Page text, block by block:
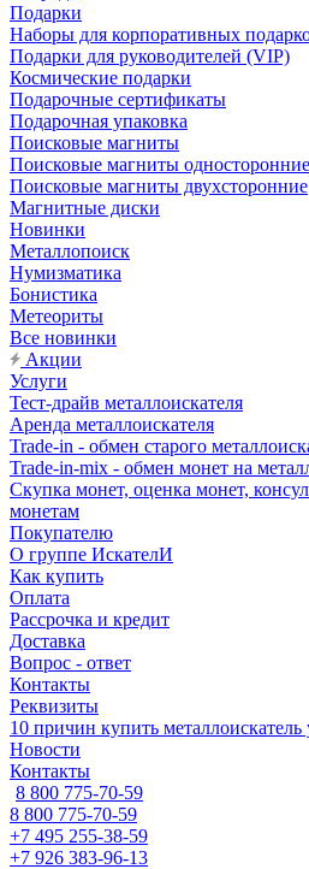
Подарки
Наборы для корпоративных
Подарки для руководителей (VIP)
Космические подарки
Подарочные сертификаты
Подарочная упаковка
Поисковые магниты
Поисковые магниты односторонние
Поисковые магниты двухсторонние
Магнитные диски
Новинки
Металлопоиск
Нумизматика
Бонистика
Метеориты
Все новинки
Акции
Услуги
Тест-драйв металлоискателя
Аренда металлоискателя
Trade-in - обмен старого
Trade-in-mix - обмен монет на
Скупка монет, оценка монет,
монетам
Покупателю
О группе ИскателИ
Как купить
Оплата
Рассрочка и кредит
Доставка
Вопрос - ответ
Контакты
Реквизиты
10 причин купить металлоискатель
Новости
Контакты
8 800 775-70-59
8 800 775-70-59
+7 495 255-38-59
+7 926 383-96-13